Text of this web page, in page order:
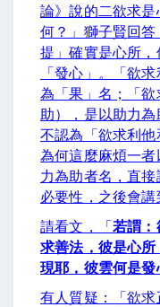
論》說的二欲求
何？」獅子賢回
提」確實是心所
「發心」。「欲
為「果」名；「
助），是以助力
不認為「欲求利他
為何這麼麻煩一
力為助者名，直
必要性，之後會講
請看文，「 若謂：
求善法，彼是心
現耶，彼雲何是發
有人質疑：「欲